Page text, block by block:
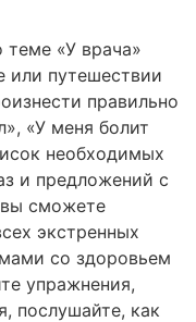
«У врача»
или путешествии
правильно
«У меня болит
необходимых
и предложений с
вы сможете
экстренных
со здоровьем
упражнения,
послушайте, как